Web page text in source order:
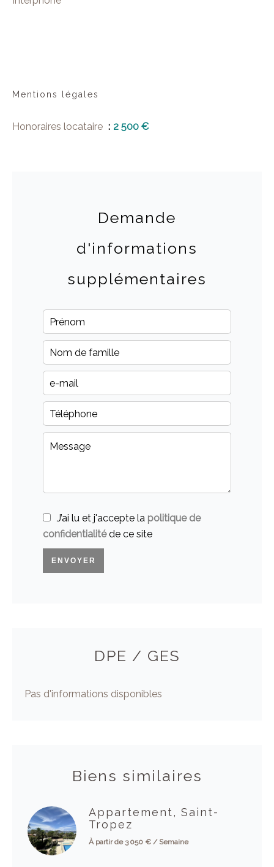
Mentions légales
Honoraires locataire 2 500 €
Demande
d'informations
supplémentaires
J’ai lu et j'accepte la politique de
confidentialitéde ce site
ENVOYER
DPE / GES
Pas d'informations disponibles
Biens similaires
Appartement, Saint-
Tropez
À partir de 3 050 € / Semaine